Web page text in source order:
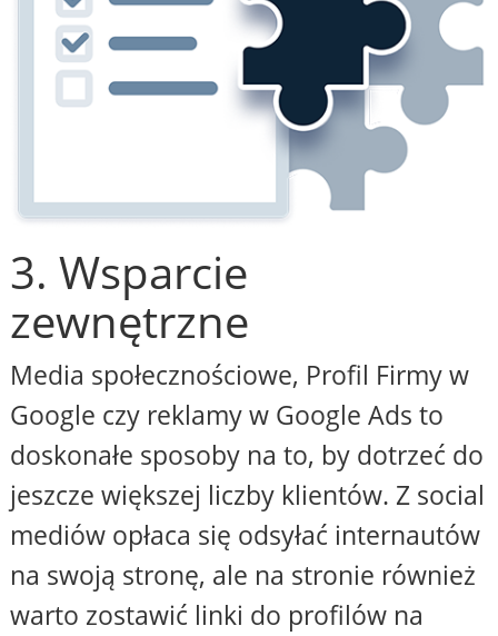
3. Wsparcie
zewnętrzne
Media społecznościowe, Profil Firmy w
Google czy reklamy w Google Ads to
doskonałe sposoby na to, by dotrzeć do
jeszcze większej liczby klientów. Z social
mediów opłaca się odsyłać internautów
na swoją stronę, ale na stronie również
warto zostawić linki do profilów na